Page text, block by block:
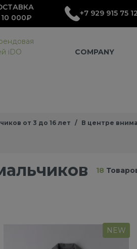
000₽
+7 929 915 75 12
COMPANY
от 3 до 16 лет В центре
18
NEW